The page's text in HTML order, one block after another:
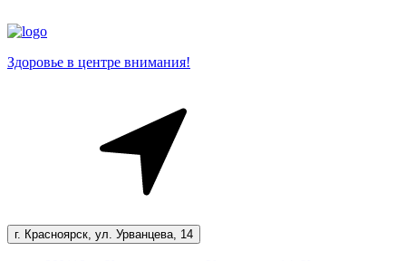
Здоровье в центре внимания!
г. Красноярск, ул. Урванцева, 14